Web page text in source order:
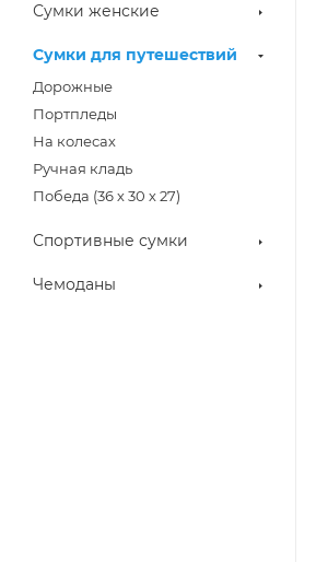
Сумки женские
Сумки для путешествий
Дорожные
Портпледы
На колесах
Ручная кладь
Победа (36 х 30 х 27)
Спортивные сумки
Чемоданы